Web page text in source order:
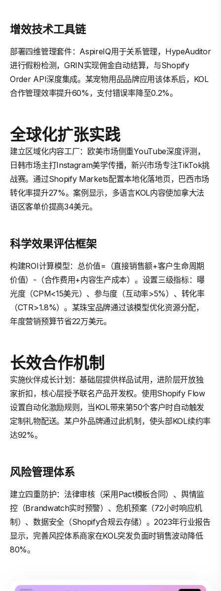
增效技术工具链
部署四维管理套件：AspireIQ用于关系管理，HypeAuditor
进行假粉检测，GRIN实现佣金自动结算，与Shopify
Order API深度集成。某宠物用品品牌应用该体系后，KOL
合作管理效率提升60%，支付错误率降至0.2%。
全球化扩张实践
建立区域化内容工厂：欧美市场侧重YouTube深度评测，
日韩市场主打Instagram美学传播，新兴市场专注TikTok挑
战赛。通过Shopify Markets配置本地化落地页，巴西市场
转化率提升27%。案例显示，多语言KOL内容使加拿大法
语区客单价提高34美元。
科学效果评估框架
构建ROI计算模型：总价值=（直接销售额+客户生命周期
价值）-（合作费用+内容生产成本）。设置三级指标：曝
光度（CPM<15美元）、参与度（互动率>5%）、转化率
（CTR>1.8%）。某珠宝品牌通过该模型优化资源分配，
年度营销预算节省22万美元。
长效合作机制
实施伙伴成长计划：基础层提供样品试用，进阶层开放独
家折扣，核心层授予联名产品开发权。使用Shopify Flow
设置自动化激励规则，当KOL带来第50个客户时自动触发
定制礼物配送。某户外品牌通过此机制，使头部KOL续约率
达92%。
风险管理体系
建立四重防护：法律审核（采用Pact模板合同）、舆情监
控（Brandwatch实时预警）、危机预案（72小时响应机
制）、数据安全（Shopify合规云存储）。2023年行业报告
显示，完善风控体系商家在KOL突发负面时销售波动降低
80%。